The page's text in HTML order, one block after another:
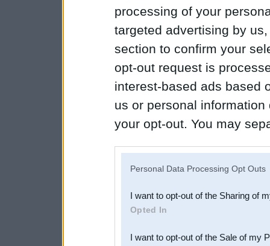
processing of your
targeted advertising by
section to confirm your
opt-out request is
interest-based ads based
us or personal
your opt-out. You may
Downstream Participants
third parties.
Personal Data Processing Opt Outs
I want to opt-out of the Sharing of
Opted In
I want to opt-out of the Sale of my